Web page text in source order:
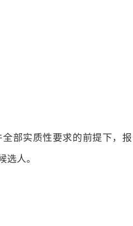
部实质性要求的前提下，
选人。